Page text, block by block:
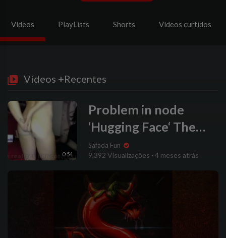
Vídeos PlayLists Shorts Vídeos curtidos
Vídeos +Recentes
0:54
Problem in node
‘Hugging Face‘ The
resource you are
requesting could not
be found
Safada Fun
9,392 Visualizações · 4 meses atrás